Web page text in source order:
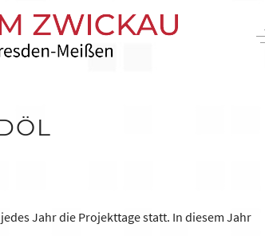
Jahr die Projekttage statt. In diesem Jahr